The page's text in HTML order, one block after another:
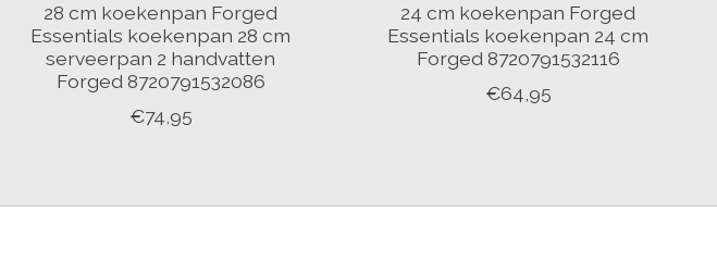
28 cm koekenpan Forged
Essentials koekenpan 28 cm
serveerpan 2 handvatten
Forged 8720791532086
€74,95
24 cm koekenpan Forged
Essentials koekenpan 24 cm
Forged 8720791532116
€64,95